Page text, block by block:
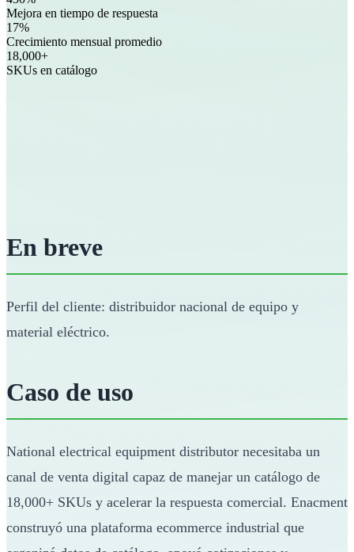
Mejora en tiempo de respuesta
17%
Crecimiento mensual promedio
18,000+
SKUs en catálogo
En breve
Perfil del cliente: distribuidor nacional de equipo y
material eléctrico.
Caso de uso
National electrical equipment distributor necesitaba un
canal de venta digital capaz de manejar un catálogo de
18,000+ SKUs y acelerar la respuesta comercial. Enacment
construyó una plataforma ecommerce industrial que